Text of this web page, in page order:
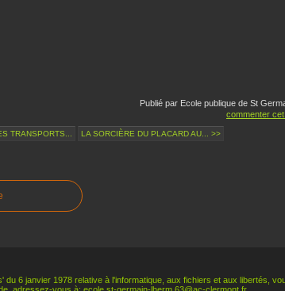
Publié par Ecole publique de St
commenter
TRANSPORTS... LA SORCIÈRE DU PLACARD AU... >>
du 6 janvier 1978 relative à l'informatique, aux fichiers et aux libertés,